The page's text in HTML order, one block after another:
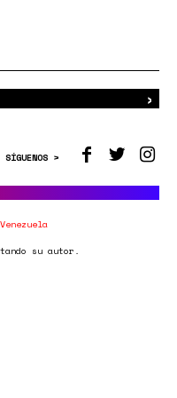
›
SÍGUENOS >
su autor.